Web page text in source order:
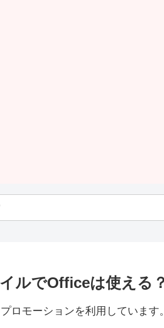
ルでOfficeは使える
ロモーションを利用しています。